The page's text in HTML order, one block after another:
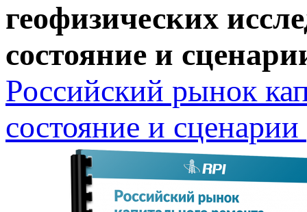
геофизических
состояние и
Российский рынок
состояние и